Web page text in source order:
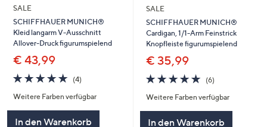
SALE
SCHIFFHAUER MUNICH®
Kleid langarm V-Ausschnitt
Allover-Druck figurumspielend
€ 43,99
4.8
von
5
(4)4
Weitere Farben verfügbar
In den Warenkorb
SALE
SCHIFFHAUER MUNICH®
Cardigan, 1/1-Arm Feinstrick
Knopfleiste figurumspielend
€ 35,99
4.7
von
5
(6)6
Weitere Farben verfügbar
In den Warenkorb